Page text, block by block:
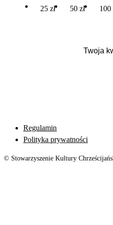
25 zł 50 zł 100
Regulamin
Polityka prywatności
© Stowarzyszenie Kultury